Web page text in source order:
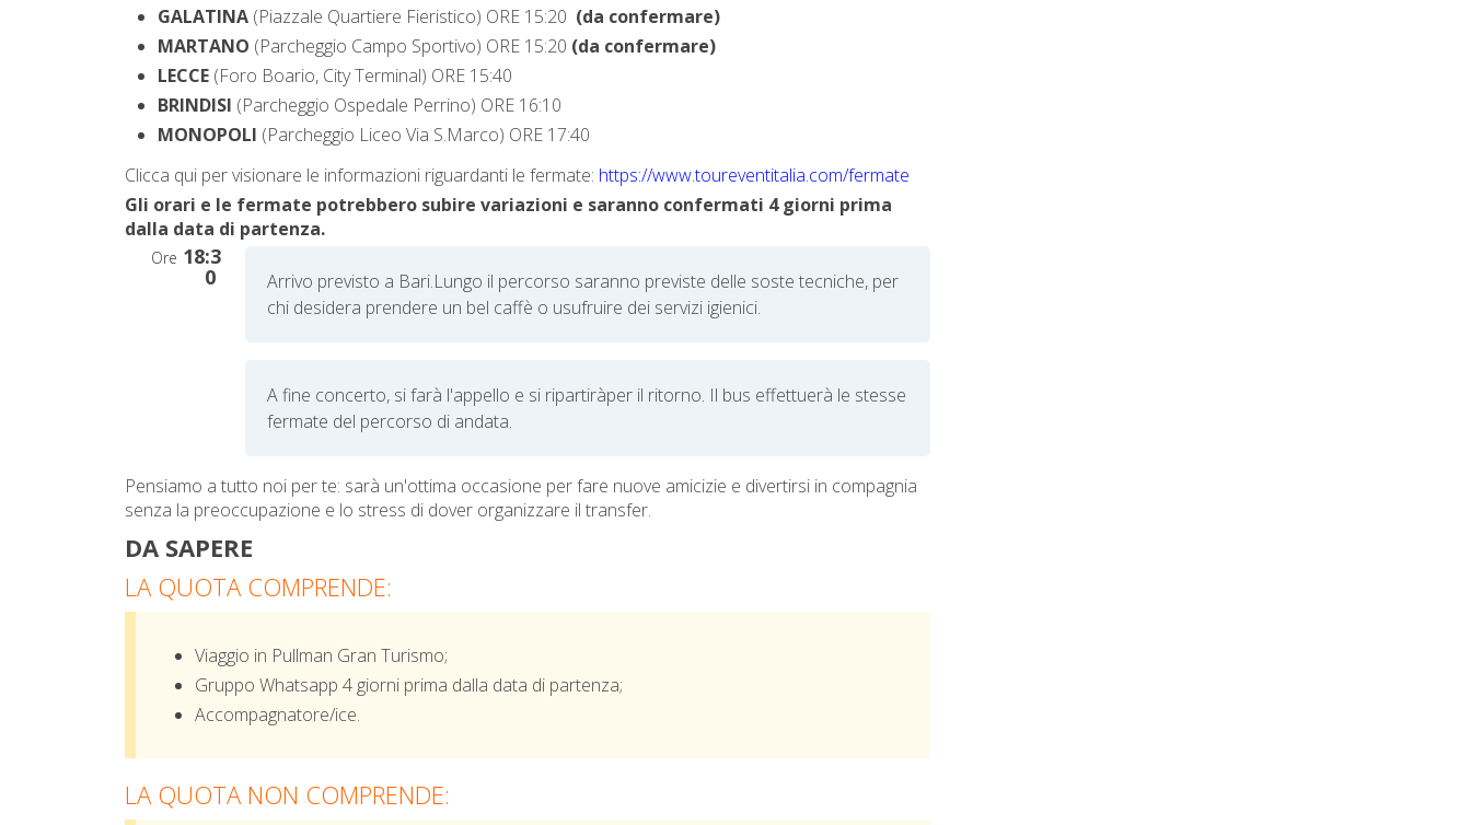
GALATINA (Piazzale Quartiere Fieristico) ORE 15:20 (da confermare)
MARTANO (Parcheggio Campo Sportivo) ORE 15:20 (da confermare)
LECCE (Foro Boario, City Terminal) ORE 15:40
BRINDISI (Parcheggio Ospedale Perrino) ORE 16:10
MONOPOLI (Parcheggio Liceo Via S.Marco) ORE 17:40
Clicca qui per visionare le informazioni riguardanti le fermate: https://www.toureventitalia.com/fermate
Gli orari e le fermate potrebbero subire variazioni e saranno confermati 4 giorni prima
dalla data di partenza.
Ore 18:3
0 Arrivo previsto a Bari.Lungo il percorso saranno previste delle soste tecniche, per
chi desidera prendere un bel caffè o usufruire dei servizi igienici.
A fine concerto, si farà l'appello e si ripartiràper il ritorno. Il bus effettuerà le stesse
fermate del percorso di andata.
Pensiamo a tutto noi per te: sarà un'ottima occasione per fare nuove amicizie e divertirsi in compagnia
senza la preoccupazione e lo stress di dover organizzare il transfer.
DA SAPERE
LA QUOTA COMPRENDE:
Viaggio in Pullman Gran Turismo;
Gruppo Whatsapp 4 giorni prima dalla data di partenza;
Accompagnatore/ice.
LA QUOTA NON COMPRENDE: